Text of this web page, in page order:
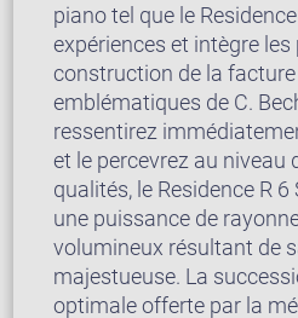
piano tel que le
expériences et intègre
construction de la
emblématiques de C.
ressentirez
et le percevrez au niveau
qualités, le Residence R
une puissance de
volumineux résultant de
majestueuse. La
optimale offerte par la